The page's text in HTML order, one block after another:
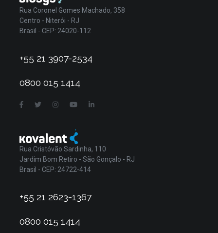
Rua Coronel Gomes Machado, 358
Centro - Niterói - RJ
Brasil - CEP: 24020-112
+55 21 3907-2534
0800 015 1414
Rua Cristóvão Sardinha, 110
Jardim Bom Retiro - São Gonçalo - RJ
Brasil - CEP: 24722-414
+55 21 2623-1367
0800 015 1414